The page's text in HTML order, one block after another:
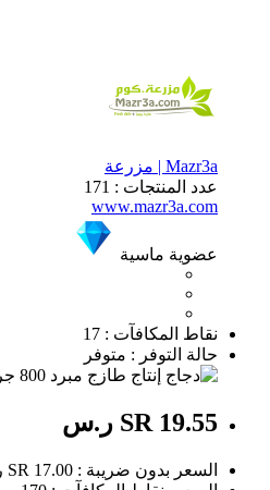
Mazr3a | مزرعة
عدد المنتجات : 171
www.mazr3a.com
عضوية ماسية
نقاط المكافآت : 17
حالة التوفر : متوفر
SR 19.55 ر.س
السعر بدون ضريبة : SR 17.00 ر.س